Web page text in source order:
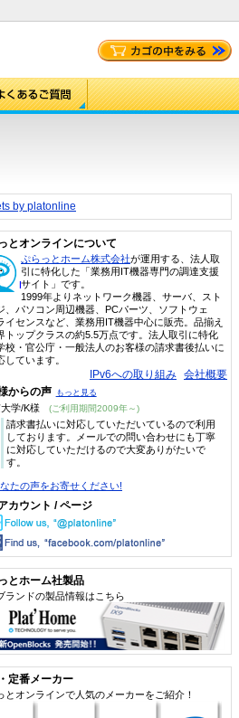
by platonline
とオンラインについて
ぷらっとホーム株式会社が運用する、法人取
引に特化した「業務用IT機器専門の調達支援
サイト」です。
1999年よりネットワーク機器、サーバ、スト
、パソコン周辺機器、PCパーツ、ソフトウェ
イセンスなど、業務用IT機器中心に販売。品揃え
トップクラスの約5.5万点です。法人取引に特化
校・官公庁・一般法人のお客様の請求書後払いに
しています。
IPv6への取り組み 会社概要
からの声 もっと見る
学/K様 (ご利用期間2009年～)
請求書払いに対応していただいているので利用
しております。メールでの問い合わせにも丁寧
に対応していただけるので大変ありがたいで
す。
たの声をお寄せください!
カウント / ページ
とホーム社製品
ランドの製品情報はこちら
定番メーカー
とオンラインで人気のメーカーをご紹介！